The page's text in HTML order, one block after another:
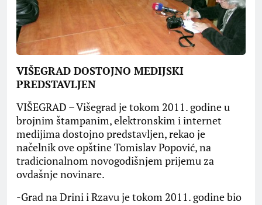
VIŠEGRAD DOSTOJNO MEDIJSKI
PREDSTAVLJEN
VIŠEGRAD – Višegrad je tokom 2011. godine u
brojnim štampanim, elektronskim i internet
medijima dostojno predstavljen, rekao je
načelnik ove opštine Tomislav Popović, na
tradicionalnom novogodišnjem prijemu za
ovdašnje novinare.
-Grad na Drini i Rzavu je tokom 2011. godine bio